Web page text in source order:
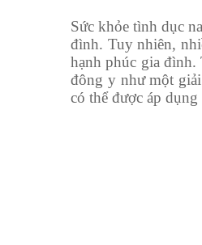
Sức khỏe tình dục
đình. Tuy nhiên,
hạnh phúc gia
đông y như một
có thể được áp